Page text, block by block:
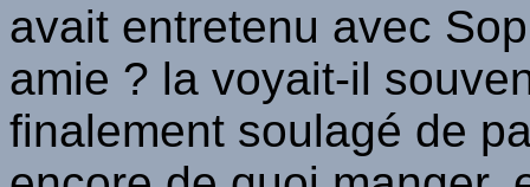
avait entretenu avec
amie ? la voyait-il
finalement soulagé de